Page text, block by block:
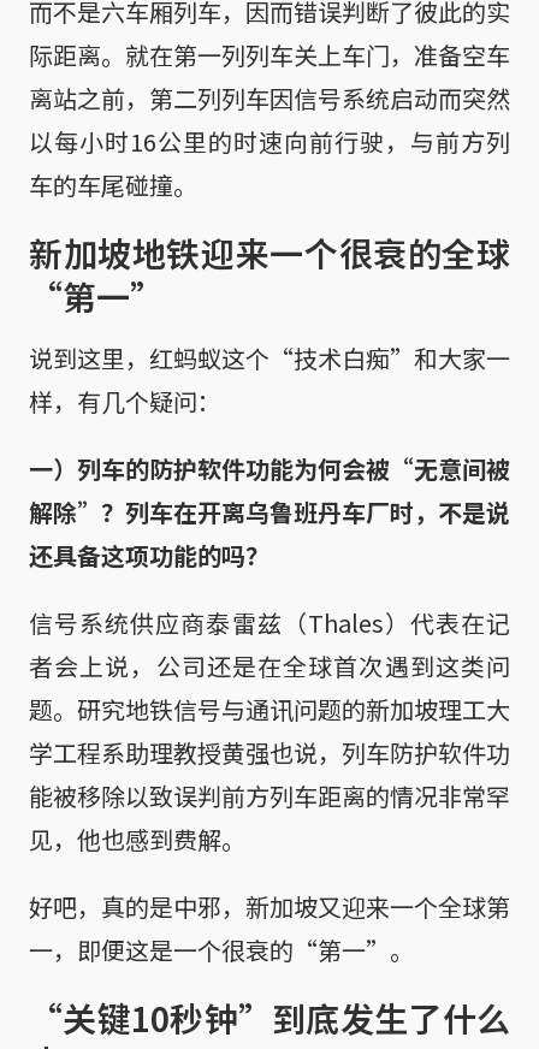
而不是六车厢列车，因而错误判断了彼此的实
际距离。就在第一列列车关上车门，准备空车
离站之前，第二列列车因信号系统启动而突然
以每小时16公里的时速向前行驶，与前方列
车的车尾碰撞。
新加坡地铁迎来一个很衰的全球
“第一”
说到这里，红蚂蚁这个“技术白痴”和大家一
样，有几个疑问：
一）列车的防护软件功能为何会被“无意间被
解除”？列车在开离乌鲁班丹车厂时，不是说
还具备这项功能的吗？
信号系统供应商泰雷兹（Thales）代表在记
者会上说，公司还是在全球首次遇到这类问
题。研究地铁信号与通讯问题的新加坡理工大
学工程系助理教授黄强也说，列车防护软件功
能被移除以致误判前方列车距离的情况非常罕
见，他也感到费解。
好吧，真的是中邪，新加坡又迎来一个全球第
一，即便这是一个很衰的“第一”。
“关键10秒钟”到底发生了什么